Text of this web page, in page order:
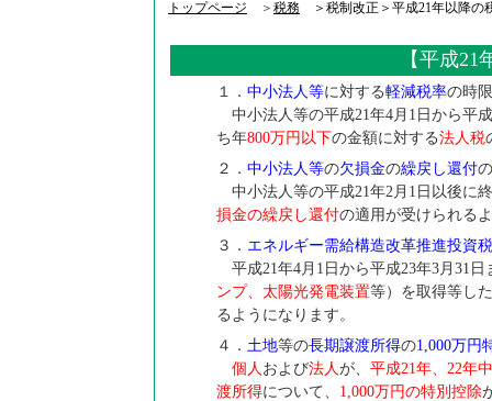
トップページ ＞ 税務 ＞税制改正＞平成21年以降の
【平成
１． 中小法人等に対する軽減税率の時
中小法人等の平成21年4月1日から平
ち年800万円以下の金額に対する法人税
２． 中小法人等の欠損金の繰戻し還付
中小法人等の平成21年2月1日以後に
損金の繰戻し還付の適用が受けられる
３． エネルギー需給構造改革推進投資
平成21年4月1日から平成23年3月31
ンプ、太陽光発電装置等）を取得等し
るようになります。
４． 土地等の長期譲渡所得の1,000万円
個人 および法人が、 平成21年、22年中
渡所得について、 1,000万円の特別控除